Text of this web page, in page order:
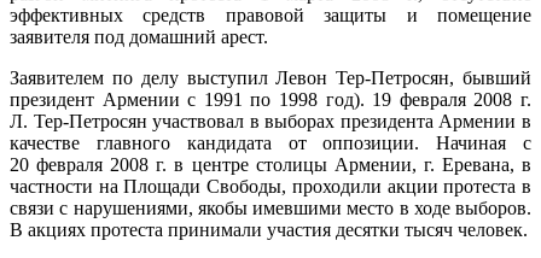
эффективных средств правовой защиты и помещение
заявителя под домашний арест.
Заявителем по делу выступил Левон Тер-Петросян, бывший
президент Армении с 1991 по 1998 год). 19 февраля 2008 г.
Л. Тер-Петросян участвовал в выборах президента Армении в
качестве главного кандидата от оппозиции. Начиная с
20 февраля 2008 г. в центре столицы Армении, г. Еревана, в
частности на Площади Свободы, проходили акции протеста в
связи с нарушениями, якобы имевшими место в ходе выборов.
В акциях протеста принимали участия десятки тысяч человек.